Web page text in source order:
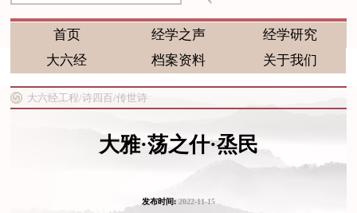
首页 经学之声
经学研究
大六经
档案资料 关于我们
大六经工程/诗四百/传世诗
大雅·荡之什·烝民
发布时间:2022-11-15